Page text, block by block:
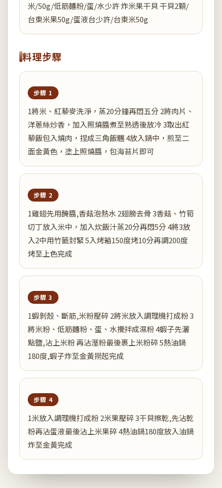
米/50g/低筋麵粉/蛋/水少許 炸米果干貝 干貝2顆/
台東米果50g/蛋液台少許/台東米50g
料理步驟
步驟 1
1將米、紅藜麥洗淨，蒸20分鐘再悶五分 2將肉片、
洋蔥絲炒香，加入照燒醬煮至熟透後放冷 3取出紅
藜飯包入燒肉，捏成三角飯糰 4放入鍋中，煎至二
面金黃色，塗上照燒醬，包海苔片即可
步驟 2
1雞翅先用醃醬,香菇泡熱水 2翅膀去骨 3香菇、竹筍
切丁放入米中，加入炊飯汁蒸20分再悶5分 4將3放
入2中用竹籤封緊 5入烤箱150度烤10分再調200度
烤至上色完成
步驟 3
1蝦剝殼、斷筋,米粉壓碎 2將米放入調理機打成粉 3
將米粉、低筋麵粉、蛋、水攪拌成濕粉 4蝦子先灑
點鹽,沾上米粉 再沾溼粉最後裹上米粉碎 5熱油鍋
180度,蝦子炸至金黃撈起完成
步驟 4
1米放入調理機打成粉 2米果壓碎 3干貝擦乾,先沾乾
粉再沾蛋液最後沾上米果碎 4熱油鍋180度放入油鍋
炸至金黃完成